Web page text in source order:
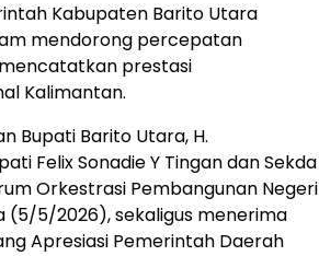
Kabupaten Barito Utara
mendorong percepatan
prestasi
Kalimantan.
Bupati Barito Utara, H.
Felix Sonadie Y Tingan dan Sekda
Orkestrasi Pembangunan Negeri
(5/5/2026), sekaligus menerima
Apresiasi Pemerintah Daerah